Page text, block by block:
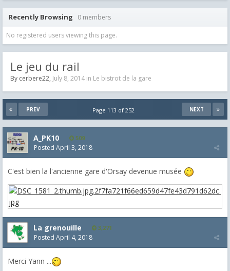
Recently Browsing 0 members
No registered users viewing this page.
Le jeu du rail
By cerbere22, July 8, 2014 in Le bistrot de la gare
PREV NEXT
Page 113 of 252
A_PK10 509
Posted April 3, 2018
C'est bien la l'ancienne gare d'Orsay devenue musée
La grenouille 3,271
Posted April 4, 2018
Merci Yann ...